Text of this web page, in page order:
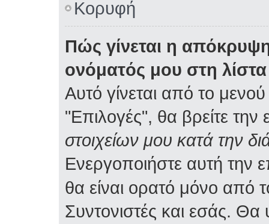
Κορυφή
Πώς γίνεται η
ονόματός μου στη
Αυτό γίνεται από το
"Επιλογές", θα βρείτε την
στοιχείων μου κατά την
Ενεργοποιήστε αυτή την
θα είναι ορατό μόνο από
Συντονιστές και εσάς.